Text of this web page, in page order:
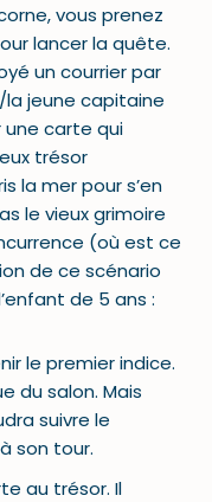
vous prenez
lancer la quête.
un courrier par
jeune capitaine
carte qui
trésor
la mer pour s’en
le vieux grimoire
(où est ce
de ce scénario
de 5 ans :
le premier indice.
du salon. Mais
suivre le
son tour.
au trésor. Il